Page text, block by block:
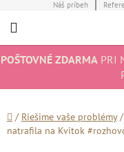
na
Náš príbeh
POŠTOVNÉ ZDARMAPRI
Domov
/ Riešime vaše problémy /
natrafila na Kvitok